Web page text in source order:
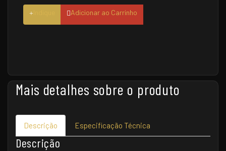
Adicionar ao Carrinho
Mais detalhes sobre o produto
Descrição Especificação Técnica
Descrição